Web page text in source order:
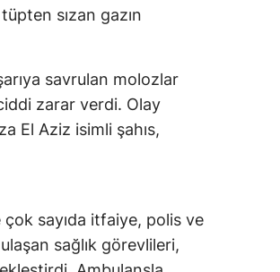
sızan gazın
savrulan molozlar
zarar verdi. Olay
El Aziz isimli şahıs,
sayıda itfaiye, polis ve
sağlık görevlileri,